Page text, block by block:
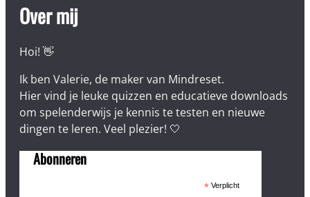
Over mij
Hoi! 👋
Ik ben Valerie, de maker van Mindreset.
Hier vind je leuke quizzen en educatieve downloads
om spelenderwijs je kennis te testen en nieuwe
dingen te leren. Veel plezier! 🤍
Abonneren
*Verplicht